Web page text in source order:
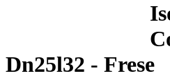
Dn25l32 - Frese